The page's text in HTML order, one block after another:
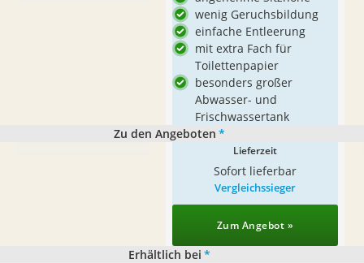
wenig Geruchsbildung
einfache Entleerung
mit extra Fach für
Toilettenpapier
besonders großer
Abwasser- und
Frischwassertank
Zu den Angeboten *
Lieferzeit
Sofort lieferbar
Vergleichssieger
Zum Angebot »
Erhältlich bei *